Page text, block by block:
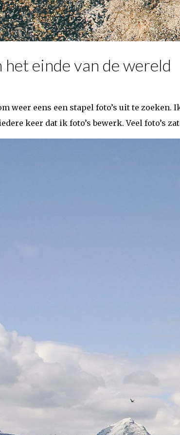
einde van de wereld
weer eens een stapel foto’s uit te
keer dat ik foto’s bewerk. Veel foto’s